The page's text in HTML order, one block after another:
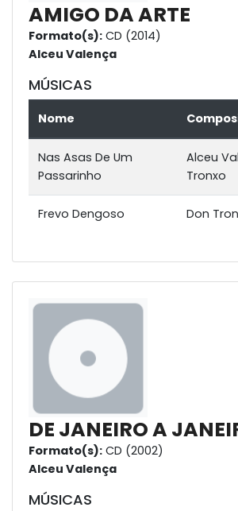
AMIGO DA ARTE
Formato(s): CD (2014)
Alceu Valença
MÚSICAS
Nome
Nas Asas De Um
Passarinho
Alceu
Tronxo
Frevo Dengoso Don
DE JANEIRO A
Formato(s): CD (2002)
Alceu Valença
MÚSICAS